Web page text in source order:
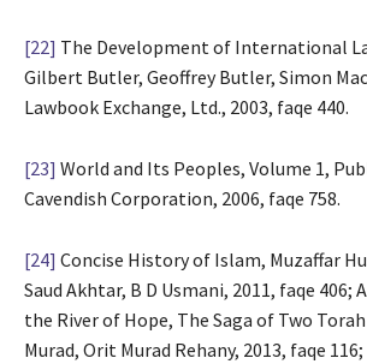
[22] The Development of International
Gilbert Butler, Geoffrey Butler, Simon
Lawbook Exchange, Ltd., 2003, faqe 440.
[23] World and Its Peoples, Volume 1,
Cavendish Corporation, 2006, faqe 758.
[24] Concise History of Islam, Muzaffar
Saud Akhtar, B D Usmani, 2011, faqe 406;
the River of Hope, The Saga of Two
Murad, Orit Murad Rehany, 2013, faqe